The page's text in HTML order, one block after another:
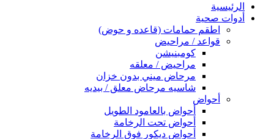
الرئيسية
أدوات صحية
اطقم حمامات (قاعده و حوض)
قواعد / مراحيض
كومبنيشن
مراحيض / معلقه
مرحاض ميني بدون خزان
شاسيه مرحاض معلق / بيديه
أحواض
أحواض بالعامود الطويل
أحواض تحت الرخامة
أحواض ديكور فوق الرخامة